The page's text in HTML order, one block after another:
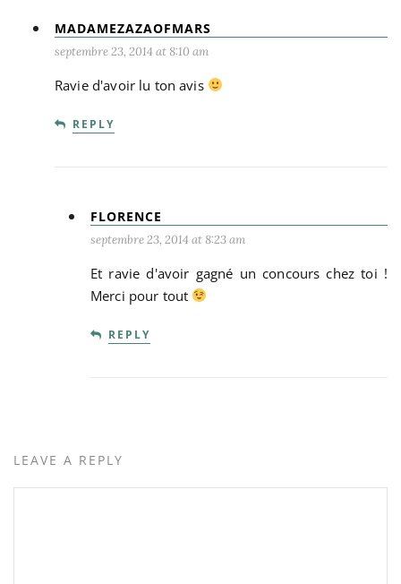
MADAMEZAZAOFMARS
septembre 23, 2014 at 8:10 am
Ravie d'avoir lu ton avis
REPLY
FLORENCE
septembre 23, 2014 at 8:23 am
Et ravie d'avoir gagné un concours chez toi !
Merci pour tout
REPLY
LEAVE A REPLY